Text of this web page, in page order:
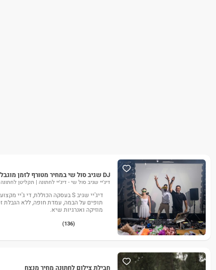
DJ שגיב סול שי במחיר מטורף לזמן מוגבל
דיג'יי שגיב סול שי - דיג'יי לחתונה | תקליטן לחתונה
מוזיקה ואנרגיות שיא.
(136)
חבילת צילום לחתונה מחיר מנצח